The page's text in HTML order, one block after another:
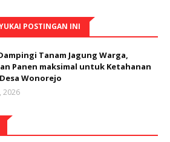
POSTINGAN INI
Tanam Jagung Warga,
Panen maksimal untuk Ketahanan
Wonorejo
2026